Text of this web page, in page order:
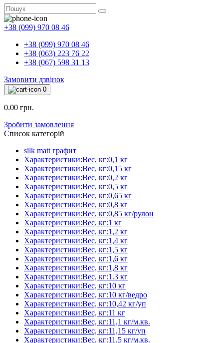
+38 (099) 970 08 46
+38 (099) 970 08 46
+38 (063) 223 76 22
+38 (067) 598 31 13
Замовити дзвінок
0
0.00 грн.
Зробити замовлення
Список категорій
silk matt графит
Характеристики:Вес, кг:0,1 кг
Характеристики:Вес, кг:0,15 кг
Характеристики:Вес, кг:0,2 кг
Характеристики:Вес, кг:0,5 кг
Характеристики:Вес, кг:0,65 кг
Характеристики:Вес, кг:0,8 кг
Характеристики:Вес, кг:0,85 кг/рулон
Характеристики:Вес, кг:1 кг
Характеристики:Вес, кг:1,2 кг
Характеристики:Вес, кг:1,4 кг
Характеристики:Вес, кг:1,5 кг
Характеристики:Вес, кг:1,6 кг
Характеристики:Вес, кг:1,8 кг
Характеристики:Вес, кг:1.3 кг
Характеристики:Вес, кг:10 кг
Характеристики:Вес, кг:10 кг/ведро
Характеристики:Вес, кг:10,42 кг/уп
Характеристики:Вес, кг:11 кг
Характеристики:Вес, кг:11,1 кг/м.кв.
Характеристики:Вес, кг:11,15 кг/уп
Характеристики:Вес, кг:11,5 кг/м.кв.